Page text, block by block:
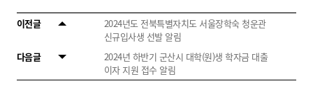
이전글
2024년도 전북특별자치도 서울장학숙 청운관
신규입사생 선발 알림
다음글
2024년 하반기 군산시 대학(원)생 학자금 대출
이자 지원 접수 알림